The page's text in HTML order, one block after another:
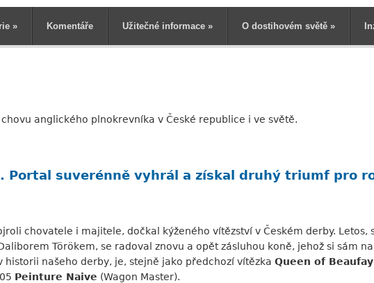
» Komentáře Užitečné informace » O dostihovém světě »
anglického plnokrevníka v České republice i ve světě.
Portal suverénně vyhrál a získal druhý triumf pro
chovatele i majitele, dočkal kýženého vítězství v Českém derby. Letos,
Törökem, se radoval znovu a opět zásluhou koně, jehož si sám
našeho derby, je, stejně jako předchozí vítězka Queen of Beaufay
Peinture Naive (Wagon Master).